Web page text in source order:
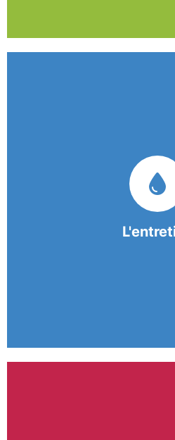
garantissent une
qualité.